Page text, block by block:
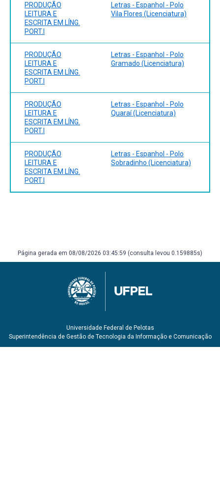
PRODUÇÃO
LEITURA E
ESCRITA EM LÍNG.
PORT.I
Letras - Espanhol - Polo
Vila Flores (Licenciatura)
PRODUÇÃO
LEITURA E
ESCRITA EM LÍNG.
PORT.I
Letras - Espanhol - Polo
Gramado (Licenciatura)
PRODUÇÃO
LEITURA E
ESCRITA EM LÍNG.
PORT.I
Letras - Espanhol - Polo
Quaraí (Licenciatura)
PRODUÇÃO
LEITURA E
ESCRITA EM LÍNG.
PORT.I
Letras - Espanhol - Polo
Sobradinho (Licenciatura)
Página gerada em 08/08/2026 03:45:59 (consulta levou 0.159885s)
Universidade Federal de Pelotas
Superintendência de Gestão de Tecnologia da Informação e Comunicação